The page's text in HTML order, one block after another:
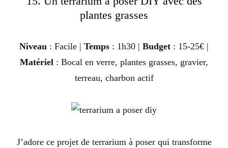
plantes grasses
Niveau : Facile | Temps : 1h30 | Budget : 15-25€ |
Matériel : Bocal en verre, plantes grasses, gravier,
terreau, charbon actif
J’adore ce projet de terrarium à poser qui transforme